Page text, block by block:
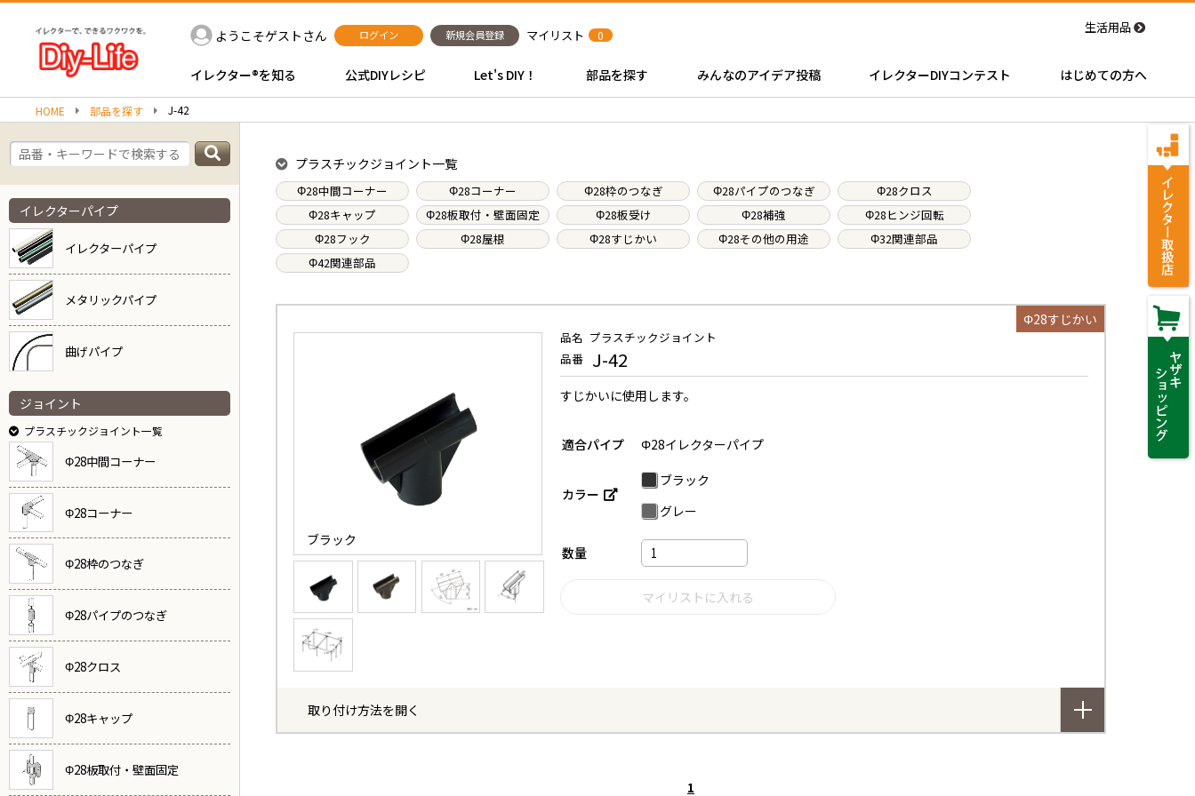
ようこそゲストさん ログイン 新規会員登録 マイリスト 0 生活用品
イレクター®を知る 公式DIYレシピ Let's DIY！ 部品を探す みんなのアイデア投稿 イレクターDIYコンテスト はじめての方へ
HOME 部品を探す J-42
イレクターパイプ
イレクターパイプ
メタリックパイプ
曲げパイプ
ジョイント
プラスチックジョイント一覧
Φ28中間コーナー
Φ28コーナー
Φ28枠のつなぎ
Φ28パイプのつなぎ
Φ28クロス
Φ28キャップ
Φ28板取付・壁面固定
プラスチックジョイント一覧
Φ28中間コーナー Φ28コーナー Φ28枠のつなぎ Φ28パイプのつなぎ
Φ28クロス
Φ28キャップ
Φ28板取付・壁面固定 Φ28板受け Φ28補強
Φ28ヒンジ回転
Φ28フック
Φ28屋根 Φ28すじかい Φ28その他の用途
Φ32関連部品
Φ42関連部品
Φ28すじかい
ブラック
品名 プラスチックジョイント
品番 J-42
すじかいに使用します。
適合パイプ Φ28イレクターパイプ
カラー
ブラック
グレー
数量
取り付け方法を開く
1